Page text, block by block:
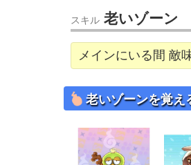
スキル 老いゾーン
メインにいる間 敵
老いゾーンを覚え